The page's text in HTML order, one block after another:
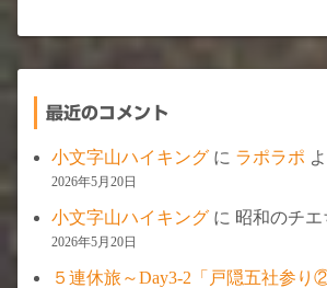
最近のコメント
小文字山ハイキング に ラポラポ
2026年5月20日
小文字山ハイキング に 昭和のチエ
2026年5月20日
５連休旅～Day3-2「戸隠五社参り②